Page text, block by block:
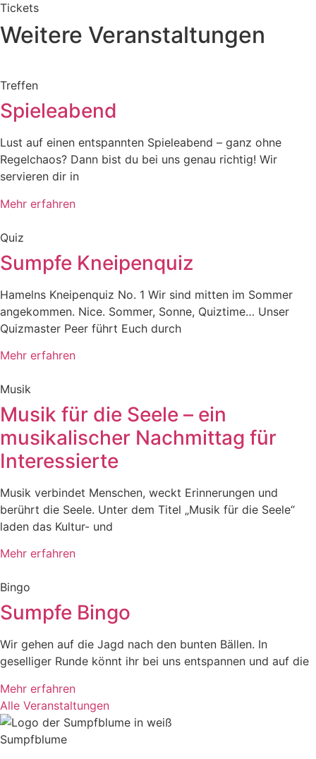
Tickets
Weitere Veranstaltungen
Treffen
Spieleabend
Lust auf einen entspannten Spieleabend – ganz ohne
Regelchaos? Dann bist du bei uns genau richtig! Wir
servieren dir in
Mehr erfahren
Quiz
Sumpfe Kneipenquiz
Hamelns Kneipenquiz No. 1 Wir sind mitten im Sommer
angekommen. Nice. Sommer, Sonne, Quiztime… Unser
Quizmaster Peer führt Euch durch
Mehr erfahren
Musik
Musik für die Seele – ein
musikalischer Nachmittag für
Interessierte
Musik verbindet Menschen, weckt Erinnerungen und
berührt die Seele. Unter dem Titel „Musik für die Seele“
laden das Kultur- und
Mehr erfahren
Bingo
Sumpfe Bingo
Wir gehen auf die Jagd nach den bunten Bällen. In
geselliger Runde könnt ihr bei uns entspannen und auf die
Mehr erfahren
Alle Veranstaltungen
Sumpfblume